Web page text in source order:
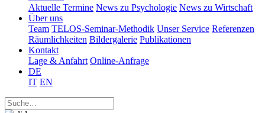
Aktuelle Termine News zu Psychologie News zu Wirtschaft
Über uns
Team TELOS-Seminar-Methodik Unser Service Referenzen
Räumlichkeiten Bildergalerie Publikationen
Kontakt
Lage & Anfahrt Online-Anfrage
DE
IT EN